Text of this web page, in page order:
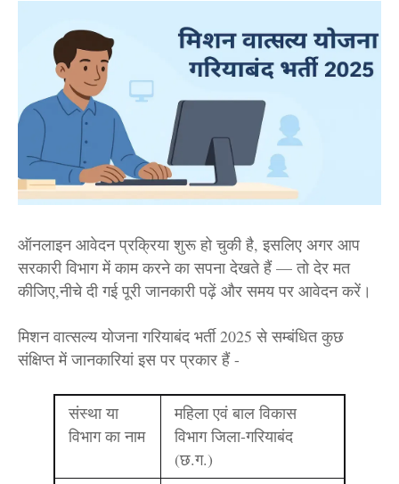
ऑनलाइन आवेदन प्रक्रिया शुरू हो चुकी है, इसलिए अगर आप
सरकारी विभाग में काम करने का सपना देखते हैं — तो देर मत
कीजिए,नीचे दी गई पूरी जानकारी पढ़ें और समय पर आवेदन करें।
मिशन वात्सल्य योजना गरियाबंद भर्ती 2025 से सम्बंधित कुछ
संक्षिप्त में जानकारियां इस पर प्रकार हैं -
संस्था या
विभाग का नाम
महिला एवं बाल विकास
विभाग जिला-गरियाबंद
(छ.ग.)